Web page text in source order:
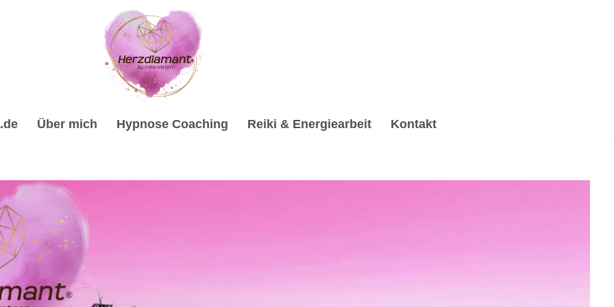
Über mich Hypnose Coaching Reiki & Energiearbeit Kontakt
Reiki & Energiearbeit, Psychologische Beratung, Spirituelle Trauerverarbeitung & Trauerhilfe,
Coach & psychologische Beraterin für Mönsheim. ☑️ Spirituelle Trauerverarbeitung & Trauerhilfe, ✔️
und ✔️ Spirituelles Coaching. Ich verwirkliche Deine Wünsche ✉.